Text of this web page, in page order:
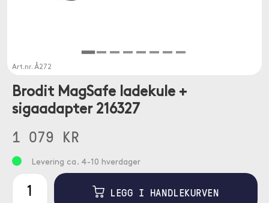
Art.nr. Å272
Brodit MagSafe ladekule +
sigaadapter 216327
1 079 KR
Levering ca. 4-10 hverdager
LEGG I HANDLEKURVEN